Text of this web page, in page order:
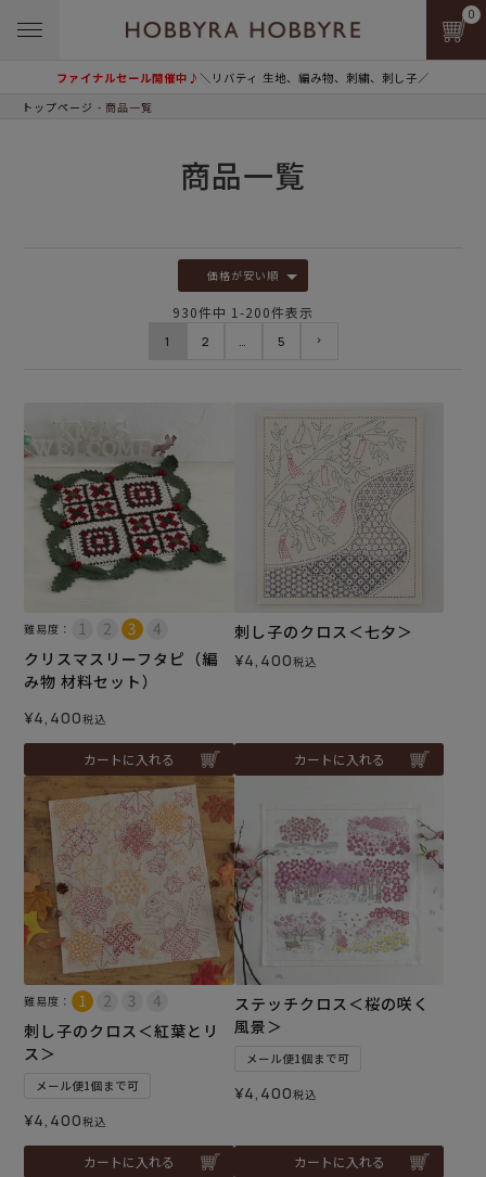
ファイナルセール開催中♪＼リバティ 生地、編み物、刺繍、刺し子／
0
トップページ 商品一覧
商品一覧
価格が安い順
930件中 1 -200件表示
1 2 5
難易度：
クリスマスリーフタピ（編
み物 材料セット）
¥4,400税込
カートに入れる
刺し子のクロス＜七夕＞
¥4,400税込
カートに入れる
難易度：
刺し子のクロス＜紅葉とリ
ス＞
メール便1個まで可
¥4,400税込
カートに入れる
ステッチクロス＜桜の咲く
風景＞
メール便1個まで可
¥4,400税込
カートに入れる